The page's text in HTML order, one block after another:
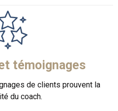
témoignages
de clients prouvent la
du coach.